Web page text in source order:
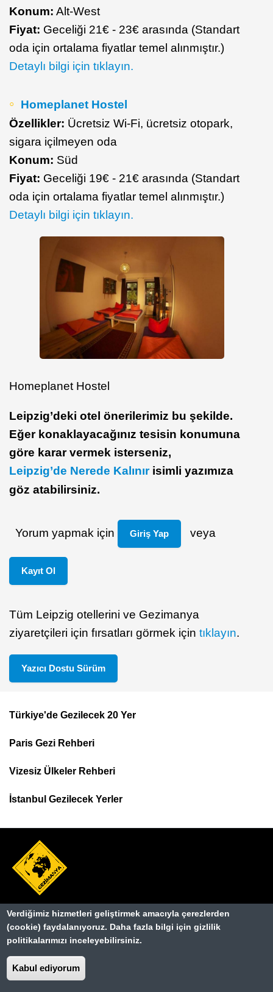
Konum: Alt-West
Fiyat: Geceliği 21€ - 23€ arasında (Standart
oda için ortalama fiyatlar temel alınmıştır.)
Detaylı bilgi için tıklayın.
Homeplanet Hostel
Özellikler: Ücretsiz Wi-Fi, ücretsiz otopark,
sigara içilmeyen oda
Konum: Süd
Fiyat: Geceliği 19€ - 21€ arasında (Standart
oda için ortalama fiyatlar temel alınmıştır.)
Detaylı bilgi için tıklayın.
Homeplanet Hostel
Leipzig’deki otel önerilerimiz bu şekilde.
Eğer konaklayacağınız tesisin konumuna
göre karar vermek isterseniz,
Leipzig’de Nerede Kalınırisimli yazımıza
göz atabilirsiniz.
Yorum yapmak için Giriş Yap veya
Kayıt Ol
Tüm Leipzig otellerini ve Gezimanya
ziyaretçileri için fırsatları görmek için tıklayın.
Yazıcı Dostu Sürüm
Top
Menu
Türkiye'de Gezilecek 20 Yer
Paris Gezi Rehberi
Vizesiz Ülkeler Rehberi
İstanbul Gezilecek Yerler
Dipnot
Hakkımızda
Kullanım Şartları
Gizlilik Sözleşmesi
Verdiğimiz hizmetleri geliştirmek amacıyla çerezlerden
(cookie) faydalanıyoruz. Daha fazla bilgi için gizlilik
politikalarımızı inceleyebilirsiniz.
Kabul ediyorum